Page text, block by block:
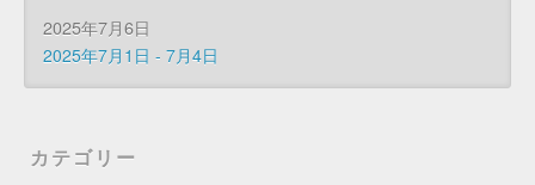
2025年7月6日
2025年7月1日 - 7月4日
カテゴリー